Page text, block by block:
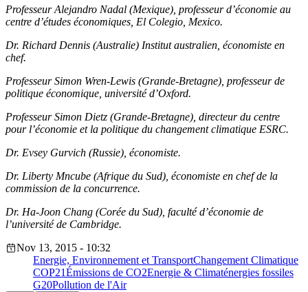
Professeur Alejandro Nadal (Mexique), professeur d’économie au
centre d’études économiques, El Colegio, Mexico.
Dr. Richard Dennis (Australie) Institut australien, économiste en
chef.
Professeur Simon Wren-Lewis (Grande-Bretagne), professeur de
politique économique, université d’Oxford.
Professeur Simon Dietz (Grande-Bretagne), directeur du centre
pour l’économie et la politique du changement climatique ESRC.
Dr. Evsey Gurvich (Russie), économiste.
Dr. Liberty Mncube (Afrique du Sud), économiste en chef de la
commission de la concurrence.
Dr. Ha-Joon Chang (Corée du Sud), faculté d’économie de
l’université de Cambridge.
Nov 13, 2015 - 10:32
Energie, Environnement et TransportChangement Climatique
COP21Émissions de CO2Energie & Climaténergies fossiles
G20Pollution de l'Air